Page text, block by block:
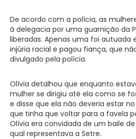
De acordo com a polícia, as
à delegacia por uma guarnição da
liberadas. Apenas uma foi autuada
injúria racial e pagou fiança, que
divulgado pela polícia.
Olívia detalhou que enquanto
mulher se dirigiu até ela como se
e disse que ela não deveria estar
que tinha que voltar para a favela
Olívia era convidada de um baile
qual representava a Setre.